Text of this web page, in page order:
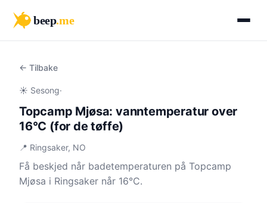
beep.me
← Tilbake
☀️ Sesong·
Topcamp Mjøsa: vanntemperatur over
16°C (for de tøffe)
📍 Ringsaker, NO
Få beskjed når badetemperaturen på Topcamp
Mjøsa i Ringsaker når 16°C.